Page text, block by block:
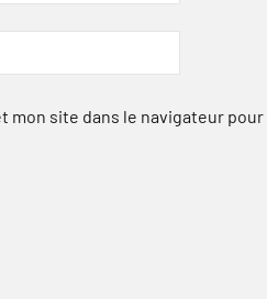
mon site dans le navigateur